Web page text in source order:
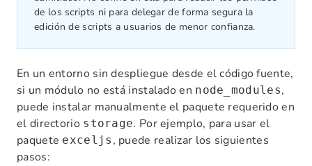
de los scripts ni para delegar de forma segura la
edición de scripts a usuarios de menor confianza.
En un entorno sin despliegue desde el código fuente,
si un módulo no está instalado en node_modules,
puede instalar manualmente el paquete requerido en
el directorio storage. Por ejemplo, para usar el
paquete exceljs , puede realizar los siguientes
pasos: